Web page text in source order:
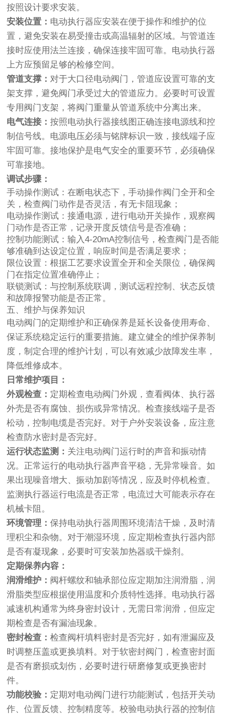
按照设计要求安装。
安装位置： 电动执行器应安装在便于操作和维护的位
置，避免安装在易受撞击或高温辐射的区域。与管道连
接时应使用法兰连接，确保连接牢固可靠。电动执行器
上方应预留足够的检修空间。
管道支撑：对于大口径电动阀门，管道应设置可靠的支
架支撑，避免阀门承受过大的管道应力。必要时可设置
专用阀门支架，将阀门重量从管道系统中分离出来。
电气连接：按照电动执行器接线图正确连接电源线和控
制信号线。电源电压必须与铭牌标识一致，接线端子应
牢固可靠。接地保护是电气安全的重要环节，必须确保
可靠接地。
调试步骤：
手动操作测试：在断电状态下，手动操作阀门全开和全
关，检查阀门动作是否灵活，有无卡阻现象；
电动操作测试：接通电源，进行电动开关操作，观察阀
门动作是否正常，记录开度反馈信号是否准确；
控制功能测试：输入4-20mA控制信号，检查阀门是否能
够准确到达设定位置，响应时间是否满足要求；
限位设置：根据工艺要求设置全开和全关限位，确保阀
门在指定位置准确停止；
联锁测试：与控制系统联调，测试远程控制、状态反馈
和故障报警功能是否正常。
五、维护与保养知识
电动阀门的定期维护和正确保养是延长设备使用寿命、
保证系统稳定运行的重要措施。建立健全的维护保养制
度，制定合理的维护计划，可以有效减少故障发生率，
降低维修成本。
日常维护项目：
外观检查： 定期检查电动阀门外观，查看阀体、执行器
外壳是否有腐蚀、损伤或异常情况。检查接线端子是否
松动，控制电缆是否完好。对于户外安装设备，应注意
检查防水密封是否完好。
运行状态监测： 关注电动阀门运行时的声音和振动情
况。正常运行的电动执行器声音平稳，无异常噪音。如
果出现噪音增大、振动加剧等情况，应及时停机检查。
监测执行器运行电流是否正常，电流过大可能表示存在
机械卡阻。
环境管理：保持电动执行器周围环境清洁干燥，及时清
理积尘和杂物。对于潮湿环境，应定期检查执行器内部
是否有凝现象，必要时可安装加热器或干燥剂。
定期保养内容：
润滑维护： 阀杆螺纹和轴承部位应定期加注润滑脂，润
滑脂类型应根据使用温度和介质特性选择。电动执行器
减速机构通常为终身密封设计，无需日常润滑，但应定
期检查是否有漏油现象。
密封检查：检查阀杆填料密封是否完好，如有泄漏应及
时调整压盖或更换填料。对于软密封阀门，检查密封面
是否有磨损或划伤，必要时进行研磨修复或更换密封
件。
功能校验： 定期对电动阀门进行功能测试，包括开关动
作、位置反馈、控制精度等。校验电动执行器的控制信